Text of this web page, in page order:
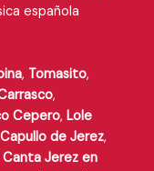
española
, Tomasito,
,
Cepero, Lole
Capullo de Jerez,
Jerez en